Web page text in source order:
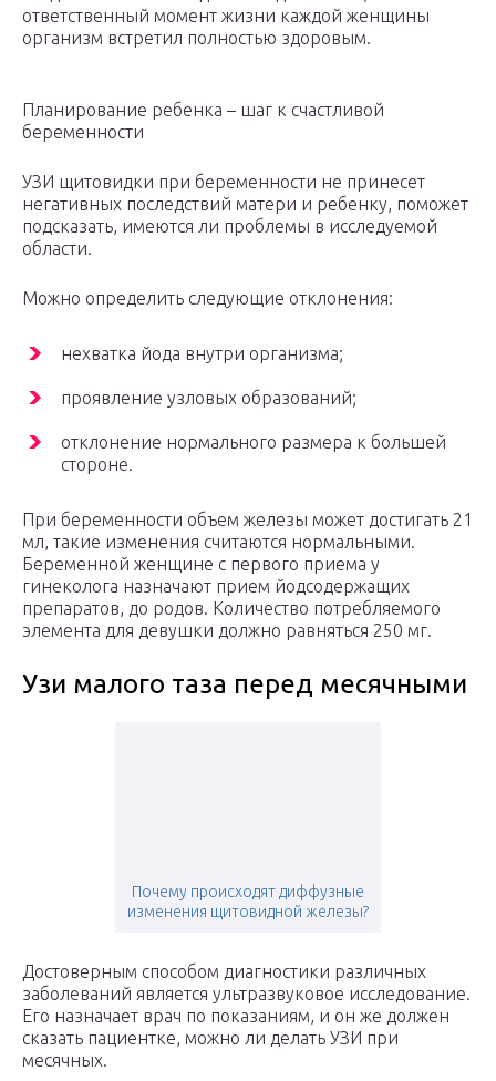
ответственный момент жизни каждой женщины
организм встретил полностью здоровым.
Планирование ребенка – шаг к счастливой
беременности
УЗИ щитовидки при беременности не принесет
негативных последствий матери и ребенку, поможет
подсказать, имеются ли проблемы в исследуемой
области.
Можно определить следующие отклонения:
нехватка йода внутри организма;
проявление узловых образований;
отклонение нормального размера к большей
стороне.
При беременности объем железы может достигать 21
мл, такие изменения считаются нормальными.
Беременной женщине с первого приема у
гинеколога назначают прием йодсодержащих
препаратов, до родов. Количество потребляемого
элемента для девушки должно равняться 250 мг.
Узи малого таза перед месячными
Почему происходят диффузные
изменения щитовидной железы?
Достоверным способом диагностики различных
заболеваний является ультразвуковое исследование.
Его назначает врач по показаниям, и он же должен
сказать пациентке, можно ли делать УЗИ при
месячных.